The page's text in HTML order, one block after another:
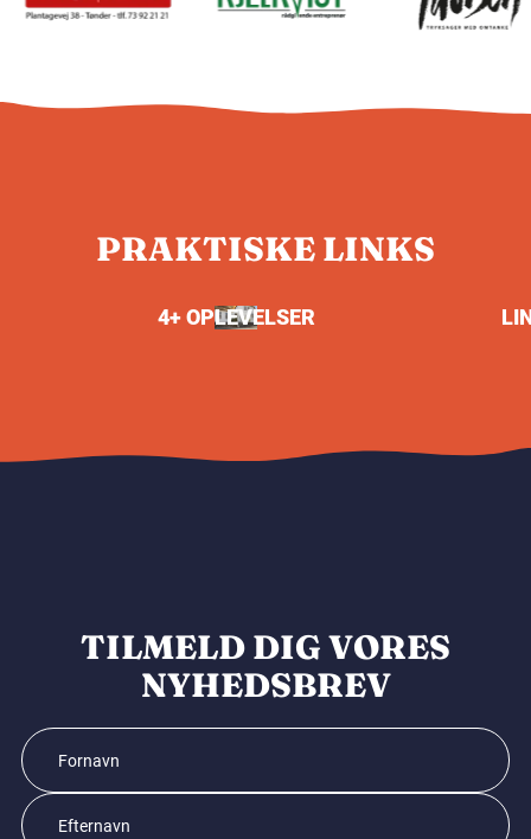
PRAKTISKE LINKS
4+ OPLEVELSER
TILMELD DIG VORES
NYHEDSBREV